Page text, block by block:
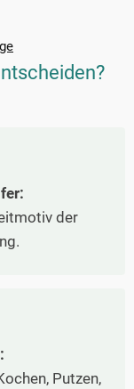
der
Putzen,